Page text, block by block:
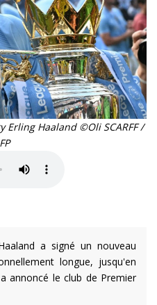
Haaland ©Oli SCARFF /
a signé un nouveau
longue, jusqu'en
annoncé le club de Premier